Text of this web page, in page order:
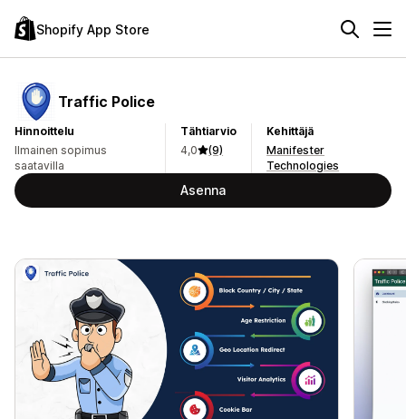
Shopify App Store
Traffic Police
Hinnoittelu
Ilmainen sopimus
saatavilla
Tähtiarvio
4,0
(9)
Kehittäjä
Manifester
Technologies
Asenna